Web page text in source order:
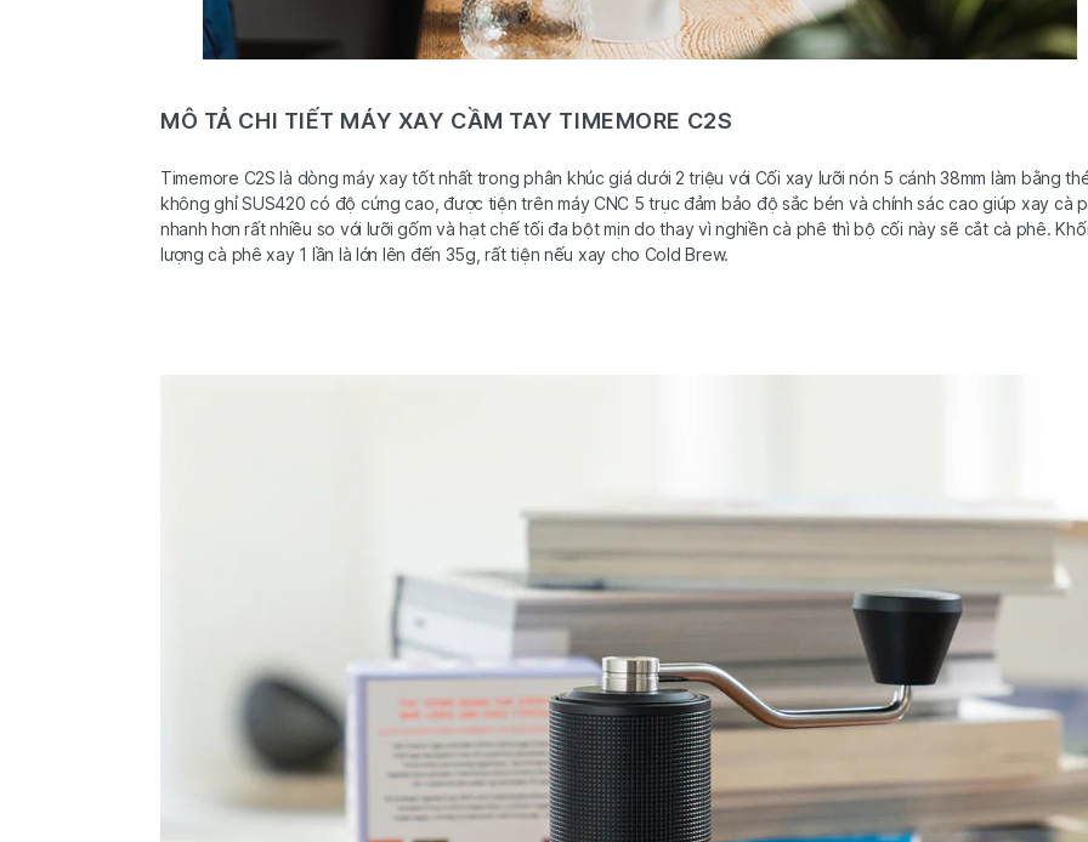
MÔ TẢ CHI TIẾT MÁY XAY CẦM TAY TIMEMORE C2S
Timemore C2S là dòng máy xay tốt nhất trong phân khúc giá dưới 2 triệu với Cối xay lưỡi nón 5 cánh 38mm làm bằng
không ghỉ SUS420 có độ cứng cao, được tiện trên máy CNC 5 trục đảm bảo độ sắc bén và chính sác cao giúp xay cà
nhanh hơn rất nhiều so với lưỡi gốm và hạt chế tối đa bột mịn do thay vì nghiền cà phê thì bộ cối này sẽ cắt cà phê. Khối
lượng cà phê xay 1 lần là lớn lên đến 35g, rất tiện nếu xay cho Cold Brew.